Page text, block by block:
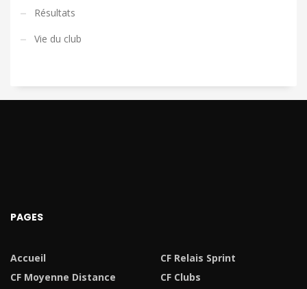
Résultats
Vie du club
PAGES
Accueil
CF Relais Sprint
CF Moyenne Distance
CF Clubs